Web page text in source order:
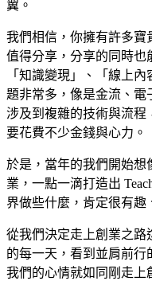
翼。
我們相信，你擁有許多寶
值得分享，分享的同時也
「知識變現」、「線上
題非常多，像是金流、電
涉及到複雜的技術與流程
要花費不少金錢與心力。
於是，當年的我們開始想
業，一點一滴打造出
界做些什麼，肯定很有趣
從我們決定走上創業之路
的每一天，看到並肩前行
我們的心情就如同剛走上